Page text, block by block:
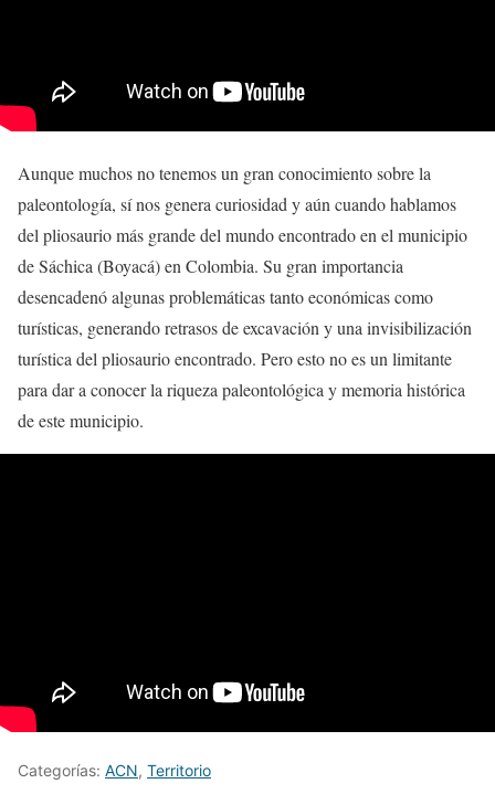
Aunque muchos no tenemos un gran conocimiento sobre la
paleontología, sí nos genera curiosidad y aún cuando hablamos
del pliosaurio más grande del mundo encontrado en el municipio
de Sáchica (Boyacá) en Colombia. Su gran importancia
desencadenó algunas problemáticas tanto económicas como
turísticas, generando retrasos de excavación y una invisibilización
turística del pliosaurio encontrado. Pero esto no es un limitante
para dar a conocer la riqueza paleontológica y memoria histórica
de este municipio.
Categorías: ACN, Territorio